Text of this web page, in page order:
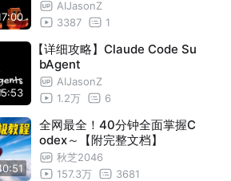
enClaw、Hermes Agent 的
记忆系统
AIJasonZ
3387
1
【详细攻略】Claude Code Su
bAgent
AIJasonZ
1.2万
6
全网最全！40分钟全面掌握C
odex～【附完整文档】
秋芝2046
157.3万
3681